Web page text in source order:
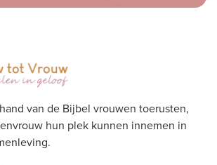
van de Bijbel vrouwen toerusten,
hun plek kunnen innemen in